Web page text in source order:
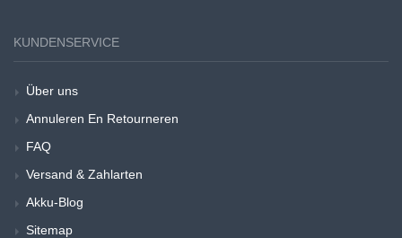
KUNDENSERVICE
Über uns
Annuleren En Retourneren
FAQ
Versand & Zahlarten
Akku-Blog
Sitemap